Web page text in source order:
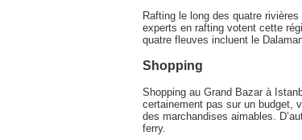
Rafting le long des quatre
experts en rafting votent cette
quatre fleuves incluent le
Shopping
Shopping au Grand Bazar à
certainement pas sur un budget,
des marchandises aimables.
ferry.